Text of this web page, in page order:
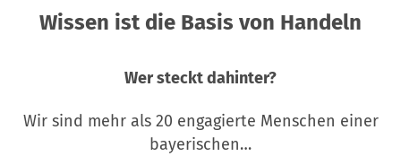
Wissen ist die Basis von Handeln
Wer steckt dahinter?
Wir sind mehr als 20 engagierte Menschen einer
bayerischen…